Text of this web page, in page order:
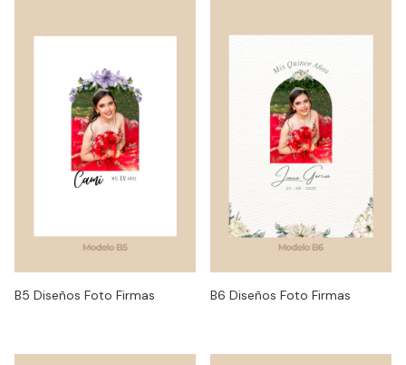
B5 Diseños Foto Firmas B6 Diseños Foto Firmas